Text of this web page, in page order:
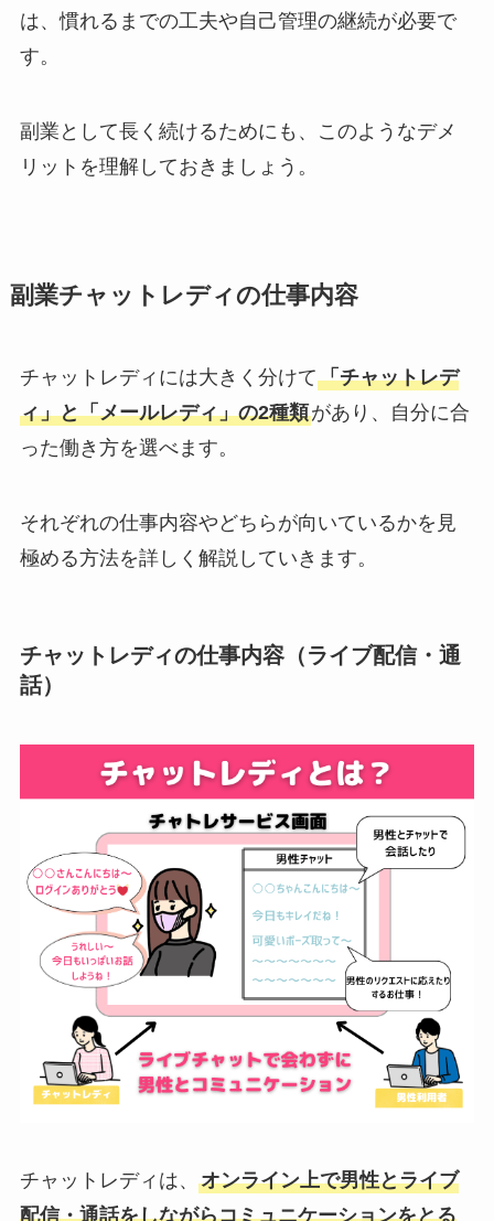
は、慣れるまでの工夫や自己管理の継続が必要で
す。
副業として長く続けるためにも、このようなデメ
リットを理解しておきましょう。
副業チャットレディの仕事内容
チャットレディには大きく分けて「チャットレデ
ィ」と「メールレディ」の2種類があり、自分に合
った働き方を選べます。
それぞれの仕事内容やどちらが向いているかを見
極める方法を詳しく解説していきます。
チャットレディの仕事内容（ライブ配信・通
話）
チャットレディは、 オンライン上で男性とライブ
配信・通話をしながらコミュニケーションをとる